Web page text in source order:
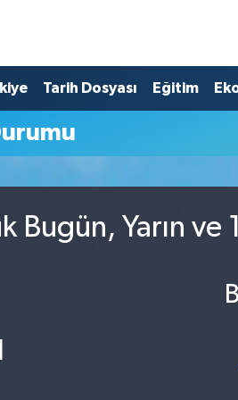
Tarih Dosyası Eğitim
Bugün, Yarın